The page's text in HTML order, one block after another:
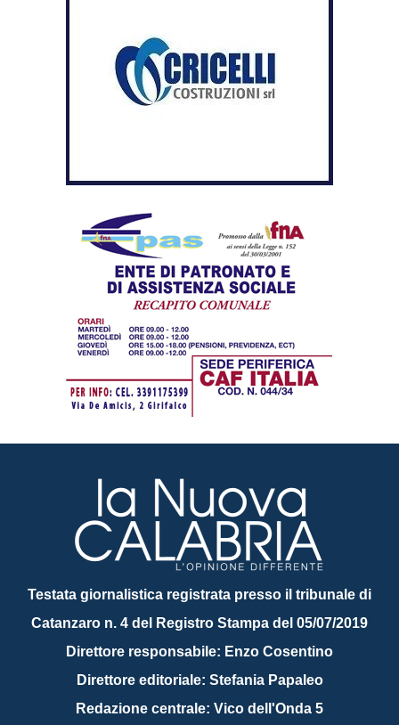
Testata giornalistica registrata presso il tribunale di
Catanzaro n. 4 del Registro Stampa del 05/07/2019
Direttore responsabile: Enzo Cosentino
Direttore editoriale: Stefania Papaleo
Redazione centrale: Vico dell'Onda 5